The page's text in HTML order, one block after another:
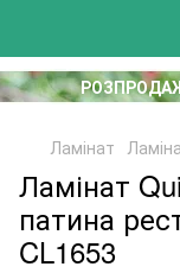
Ламінат
Ламінат
патина
CL1653